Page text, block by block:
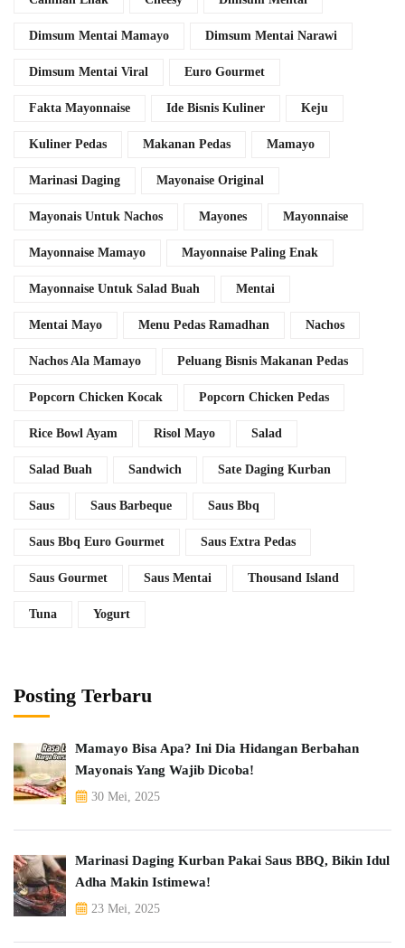
Dimsum Mentai Mamayo Dimsum Mentai Narawi
Dimsum Mentai Viral Euro Gourmet
Fakta Mayonnaise Ide Bisnis Kuliner Keju
Kuliner Pedas Makanan Pedas Mamayo
Marinasi Daging Mayonaise Original
Mayonais Untuk Nachos Mayones Mayonnaise
Mayonnaise Mamayo Mayonnaise Paling Enak
Mayonnaise Untuk Salad Buah Mentai
Mentai Mayo Menu Pedas Ramadhan Nachos
Nachos Ala Mamayo Peluang Bisnis Makanan Pedas
Popcorn Chicken Kocak Popcorn Chicken Pedas
Rice Bowl Ayam Risol Mayo Salad
Salad Buah Sandwich Sate Daging Kurban
Saus Saus Barbeque Saus Bbq
Saus Bbq Euro Gourmet Saus Extra Pedas
Saus Gourmet Saus Mentai Thousand Island
Tuna Yogurt
Posting Terbaru
Mamayo Bisa Apa? Ini Dia Hidangan Berbahan
Mayonais Yang Wajib Dicoba!
30 Mei, 2025
Marinasi Daging Kurban Pakai Saus BBQ, Bikin Idul
Adha Makin Istimewa!
23 Mei, 2025